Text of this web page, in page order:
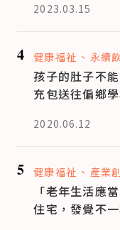
2023.03.15
4 健康福祉 永續
孩子的肚子不
充包送往偏鄉
2020.06.12
5 健康福祉 產業
「老年生活應
住宅，發覺不